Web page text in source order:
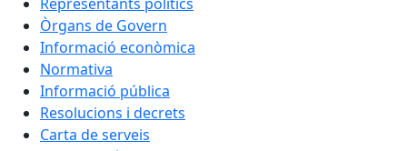
Òrgans de Govern
Informació econòmica
Normativa
Informació pública
Resolucions i decrets
Carta de serveis